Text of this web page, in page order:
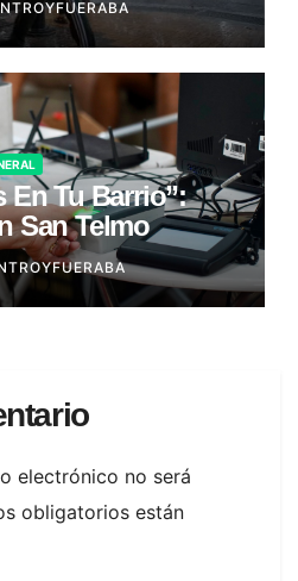
En Tu Barrio”:
San Telmo
electrónico no será
obligatorios están